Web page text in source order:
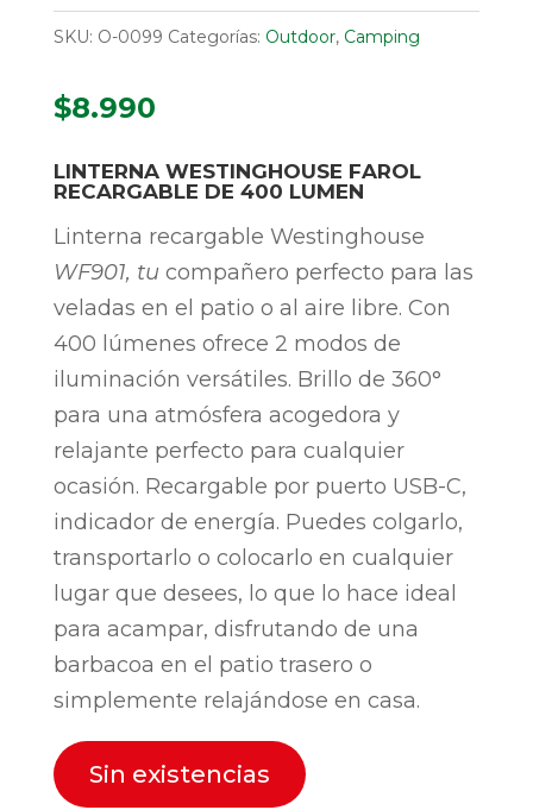
SKU: O-0099 Categorías: Outdoor, Camping
$8.990
LINTERNA WESTINGHOUSE FAROL
RECARGABLE DE 400 LUMEN
Linterna recargable Westinghouse
WF901, tu compañero perfecto para las
veladas en el patio o al aire libre. Con
400 lúmenes ofrece 2 modos de
iluminación versátiles. Brillo de 360°
para una atmósfera acogedora y
relajante perfecto para cualquier
ocasión. Recargable por puerto USB-C,
indicador de energía. Puedes colgarlo,
transportarlo o colocarlo en cualquier
lugar que desees, lo que lo hace ideal
para acampar, disfrutando de una
barbacoa en el patio trasero o
simplemente relajándose en casa.
Sin existencias